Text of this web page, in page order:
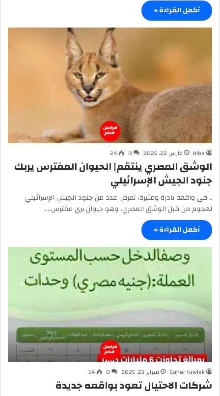
أكمل القراءة »
Hiba مارس 22, 2025 0
24
الوشق المصري ينتقم| الحيوان المفترس يربك
جنود الجيش الإسرائيلي
.. فى واقعة نادرة ومثيرة، تعرض عدد من جنود الجيش الإسرائيلي
لهجوم من قبل الوشق المصري، وهو حيوان بري مفترس،…
أكمل القراءة »
Saher tawfek فبراير 23, 2025 0
14
شركات الاحتيال تعود بواقعه جديدة